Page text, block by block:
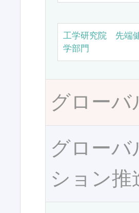
工学研究院 先端
学部門
グロー
グロー
ション推